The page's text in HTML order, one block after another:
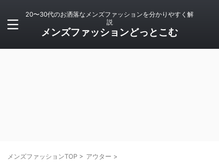
20〜30代のお洒落なメンズファッションを分かりやすく解
説
メンズファッションどっとこむ
メンズファッションTOP > アウター >